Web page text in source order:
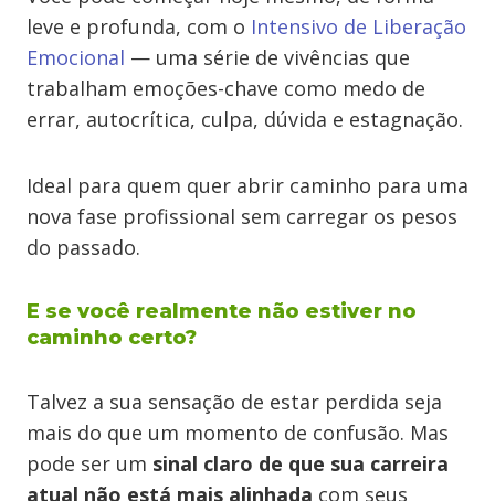
leve e profunda, com o Intensivo de Liberação
Emocional — uma série de vivências que
trabalham emoções-chave como medo de
errar, autocrítica, culpa, dúvida e estagnação.
Ideal para quem quer abrir caminho para uma
nova fase profissional sem carregar os pesos
do passado.
E se você realmente não estiver no
caminho certo?
Talvez a sua sensação de estar perdida seja
mais do que um momento de confusão. Mas
pode ser um sinal claro de que sua carreira
atual não está mais alinhada com seus